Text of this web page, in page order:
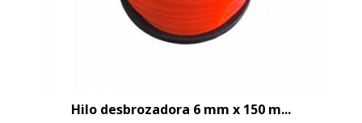
Hilo desbrozadora 6 mm x 150 m...